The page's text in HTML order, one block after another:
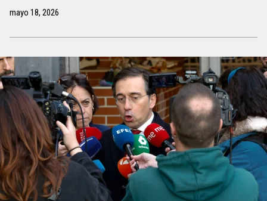
mayo 18, 2026